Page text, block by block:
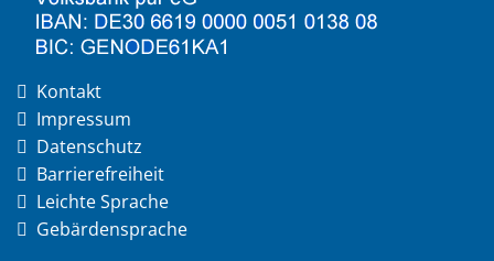
Kontakt
Impressum
Datenschutz
Barrierefreiheit
Leichte Sprache
Gebärdensprache